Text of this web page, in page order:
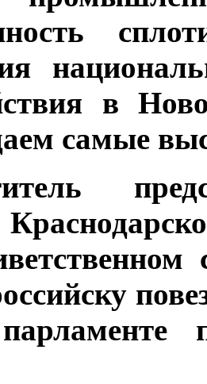
в
самые